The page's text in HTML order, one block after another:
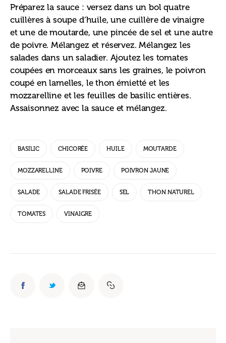
Préparez la sauce : versez dans un bol quatre
cuillères à soupe d’huile, une cuillère de vinaigre
et une de moutarde, une pincée de sel et une autre
de poivre. Mélangez et réservez. Mélangez les
salades dans un saladier. Ajoutez les tomates
coupées en morceaux sans les graines, le poivron
coupé en lamelles, le thon émietté et les
mozzarelline et les feuilles de basilic entières.
Assaisonnez avec la sauce et mélangez.
BASILIC CHICORÉE HUILE MOUTARDE
MOZZARELLINE POIVRE POIVRON JAUNE
SALADE SALADE FRISÉE SEL THON NATUREL
TOMATES VINAIGRE